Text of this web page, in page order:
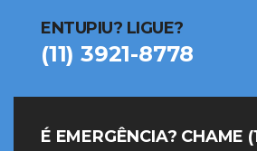
ENTUPIU? LIGUE?
(11) 3921-8778
É EMERGÊNCIA? CHAME